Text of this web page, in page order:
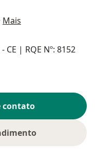
Mais
| RQE Nº: 8152
contato